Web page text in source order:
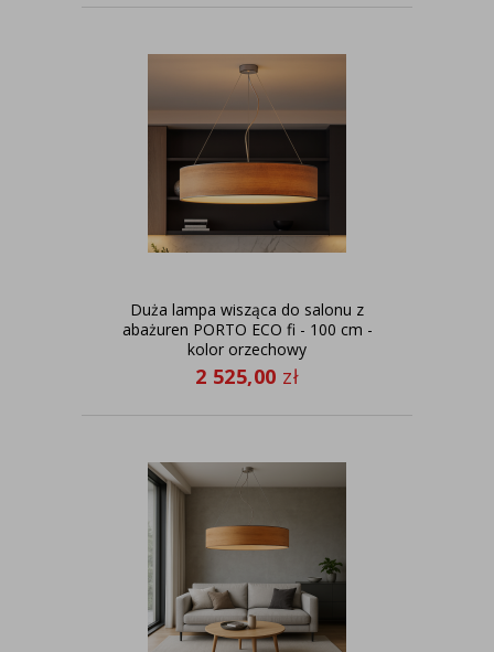
Duża lampa wisząca do salonu z
abażuren PORTO ECO fi - 100 cm -
kolor orzechowy
2 525,00 zł